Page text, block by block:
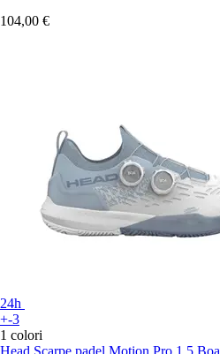
104,00 €
24h
+-3
1 colori